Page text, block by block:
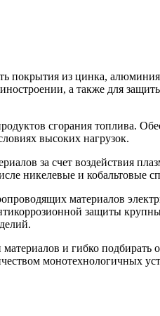
покрытия из цинка,
а также для
сгорания топлива.
высоких нагрузок.
за счет воздействия
никелевые и кобальтовые
материалов
защиты
и гибко
монотехнологичных